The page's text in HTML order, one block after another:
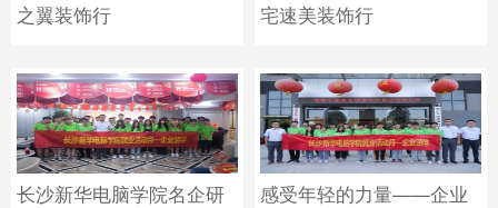
之翼装饰行
宅速美装饰行
长沙新华电脑学院名企研
感受年轻的力量——企业